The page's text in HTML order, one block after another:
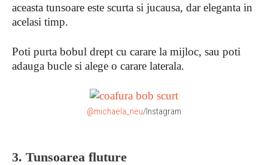
aceasta tunsoare este scurta si jucausa, dar eleganta in
acelasi timp.
Poti purta bobul drept cu carare la mijloc, sau poti
adauga bucle si alege o carare laterala.
@michaela_neu/Instagram
3. Tunsoarea fluture